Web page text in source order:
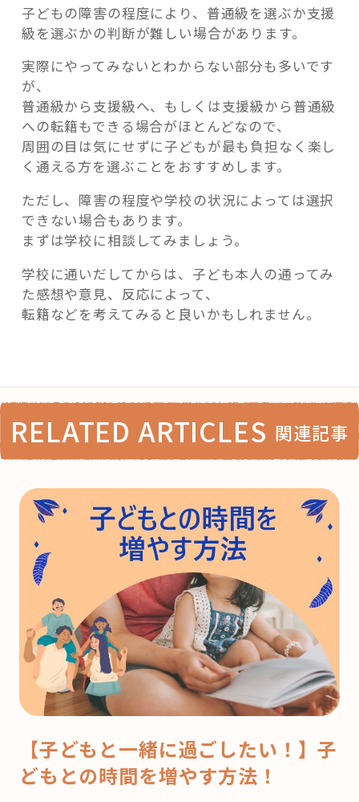
子どもの障害の程度により、普通級を選ぶか支援
級を選ぶかの判断が難しい場合があります。
実際にやってみないとわからない部分も多いです
が、
普通級から支援級へ、もしくは支援級から普通級
への転籍もできる場合がほとんどなので、
周囲の目は気にせずに子どもが最も負担なく楽し
く通える方を選ぶことをおすすめします。
ただし、障害の程度や学校の状況によっては選択
できない場合もあります。
まずは学校に相談してみましょう。
学校に通いだしてからは、子ども本人の通ってみ
た感想や意見、反応によって、
転籍などを考えてみると良いかもしれません。
RELATED ARTICLES 関連記事
【子どもと一緒に過ごしたい！】子
どもとの時間を増やす方法！